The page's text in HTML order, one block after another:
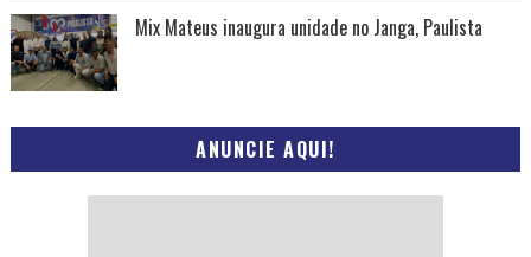
Mix Mateus inaugura unidade no Janga, Paulista
ANUNCIE AQUI!